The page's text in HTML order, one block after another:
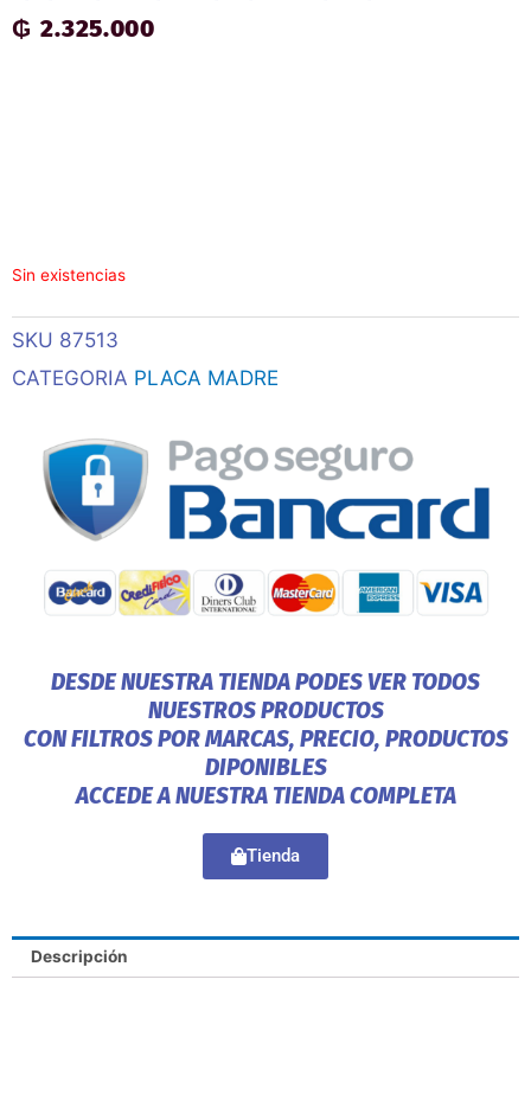
₲ 2.325.000
Sin existencias
SKU 87513
CATEGORIA PLACA MADRE
DESDE NUESTRA TIENDA PODES VER TODOS
NUESTROS PRODUCTOS
CON FILTROS POR MARCAS, PRECIO, PRODUCTOS
DIPONIBLES
ACCEDE A NUESTRA TIENDA COMPLETA
Tienda
Descripción